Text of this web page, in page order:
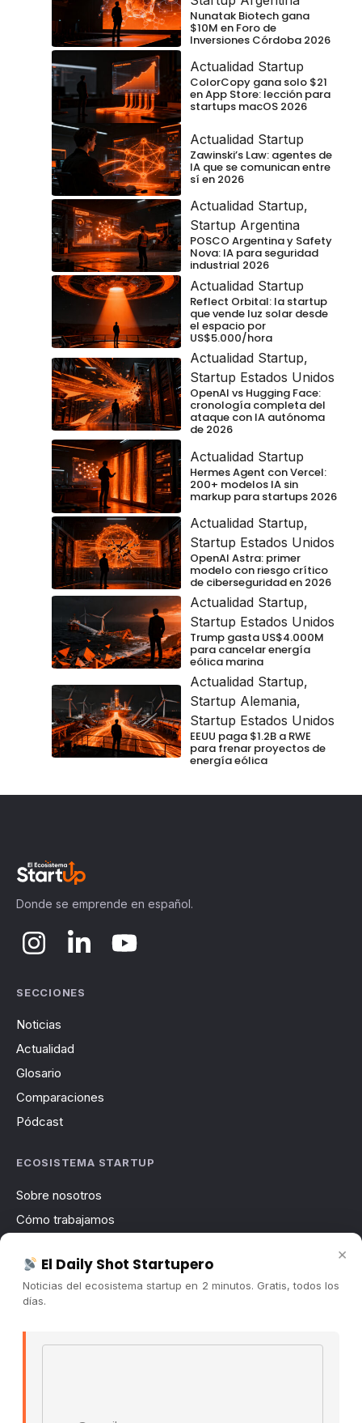
Nunatak Biotech gana
$10M en Foro de
Inversiones Córdoba 2026
Actualidad Startup
ColorCopy gana solo $21
en App Store: lección para
startups macOS 2026
Actualidad Startup
Zawinski’s Law: agentes de
IA que se comunican entre
sí en 2026
Actualidad Startup,
Startup Argentina
POSCO Argentina y Safety
Nova: IA para seguridad
industrial 2026
Actualidad Startup
Reflect Orbital: la startup
que vende luz solar desde
el espacio por
US$5.000/hora
Actualidad Startup,
Startup Estados Unidos
OpenAI vs Hugging Face:
cronología completa del
ataque con IA autónoma
de 2026
Actualidad Startup
Hermes Agent con Vercel:
200+ modelos IA sin
markup para startups 2026
Actualidad Startup,
Startup Estados Unidos
OpenAI Astra: primer
modelo con riesgo crítico
de ciberseguridad en 2026
Actualidad Startup,
Startup Estados Unidos
Trump gasta US$4.000M
para cancelar energía
eólica marina
Actualidad Startup,
Startup Alemania,
Startup Estados Unidos
EEUU paga $1.2B a RWE
para frenar proyectos de
energía eólica
Donde se emprende en español.
SECCIONES
Noticias
Actualidad
Glosario
Comparaciones
Pódcast
ECOSISTEMA STARTUP
Sobre nosotros
Cómo trabajamos
Contacto
Publicidad
×
El Daily Shot Startupero
Noticias del ecosistema startup en 2 minutos. Gratis, todos los
días.